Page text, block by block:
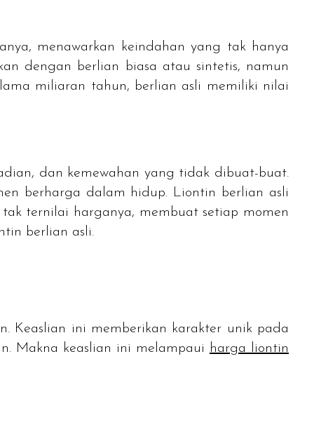
menawarkan keindahan yang tak hanya
dengan berlian biasa atau sintetis, namun
miliaran tahun, berlian asli memiliki nilai
dan kemewahan yang tidak dibuat-buat.
berharga dalam hidup. Liontin berlian asli
ternilai harganya, membuat setiap momen
berlian asli.
Keaslian ini memberikan karakter unik pada
Makna keaslian ini melampaui harga liontin